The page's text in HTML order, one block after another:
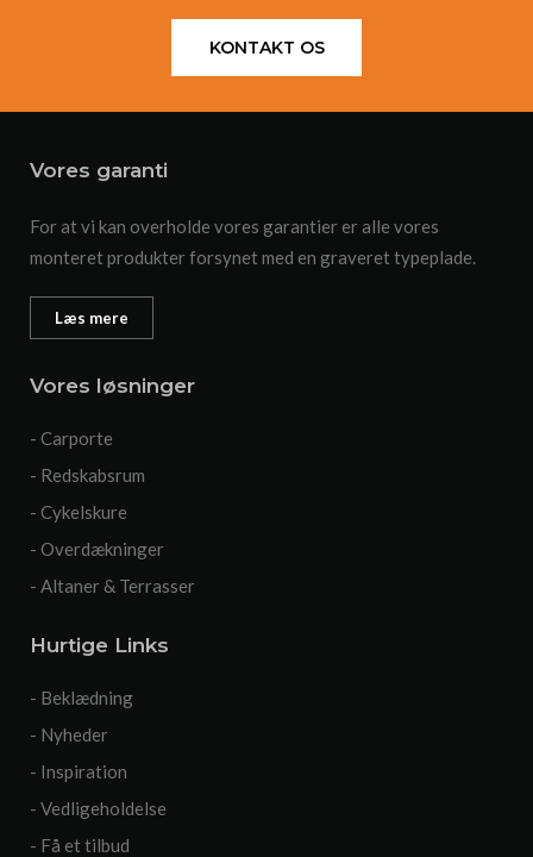
KONTAKT OS
Vores garanti
For at vi kan overholde vores garantier er alle vores
monteret produkter forsynet med en graveret typeplade.
Læs mere
Vores løsninger
- Carporte
- Redskabsrum
- Cykelskure
- Overdækninger
- Altaner & Terrasser
Hurtige Links
- Beklædning
- Nyheder
- Inspiration
- Vedligeholdelse
- Få et tilbud